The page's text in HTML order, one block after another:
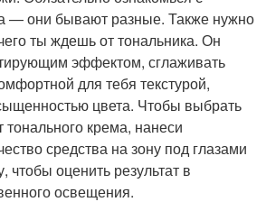
— они бывают разные. Также нужно
ты ждешь от тональника. Он
эффектом, сглаживать
для тебя текстурой,
цвета. Чтобы выбрать
крема, нанеси
средства на зону под глазами
чтобы оценить результат в
освещения.